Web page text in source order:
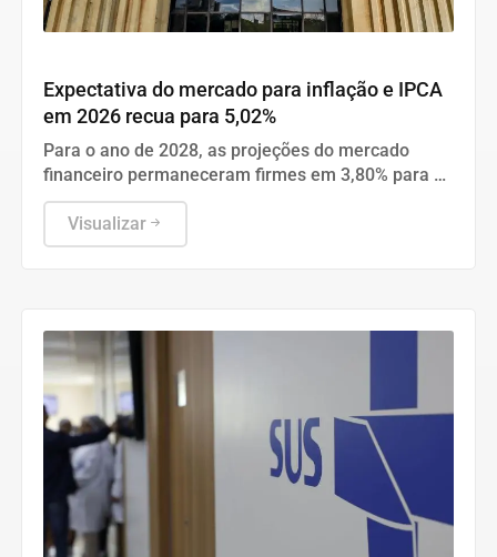
Expectativa do mercado para inflação e IPCA
em 2026 recua para 5,02%
Para o ano de 2028, as projeções do mercado
financeiro permaneceram firmes em 3,80% para a
inflação, 2% para o PIB, 5,30% para o dólar e
10,50% para a taxa Selic.
Visualizar